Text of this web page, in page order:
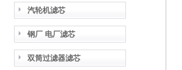
汽轮机滤芯
钢厂 电厂滤芯
双筒过滤器滤芯